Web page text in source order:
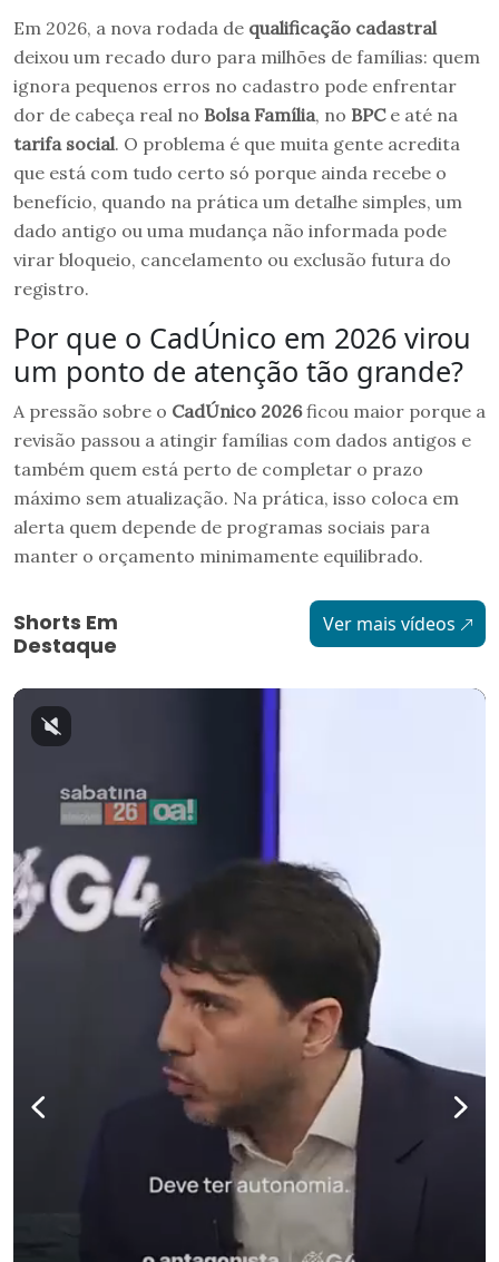
Em 2026, a nova rodada de qualificação cadastral
deixou um recado duro para milhões de famílias: quem
ignora pequenos erros no cadastro pode enfrentar
dor de cabeça real no Bolsa Família, no BPCe até na
tarifa social. O problema é que muita gente acredita
que está com tudo certo só porque ainda recebe o
benefício, quando na prática um detalhe simples, um
dado antigo ou uma mudança não informada pode
virar bloqueio, cancelamento ou exclusão futura do
registro.
Por que o CadÚnico em 2026 virou
um ponto de atenção tão grande?
A pressão sobre o CadÚnico 2026ficou maior porque a
revisão passou a atingir famílias com dados antigos e
também quem está perto de completar o prazo
máximo sem atualização. Na prática, isso coloca em
alerta quem depende de programas sociais para
manter o orçamento minimamente equilibrado.
Shorts Em
Destaque
Ver mais vídeos